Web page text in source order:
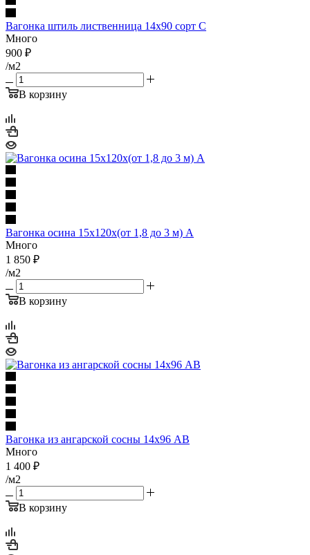
Вагонка штиль лиственница 14х90 cорт С
Много
900 ₽
/м2
В корзину
Вагонка осина 15х120х(от 1,8 до 3 м) А
Много
1 850 ₽
/м2
В корзину
Вагонка из ангарской сосны 14х96 АВ
Много
1 400 ₽
/м2
В корзину